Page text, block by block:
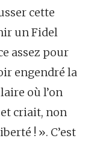
cette
un Fidel
assez pour
engendré la
où l’on
criait, non
! ». C’est